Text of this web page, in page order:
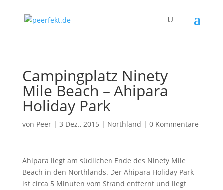
Campingplatz Ninety
Mile Beach – Ahipara
Holiday Park
von Peer| 3 Dez., 2015 | Northland | 0 Kommentare
Ahipara liegt am südlichen Ende des Ninety Mile
Beach in den Northlands. Der Ahipara Holiday Park
ist circa 5 Minuten vom Strand entfernt und liegt